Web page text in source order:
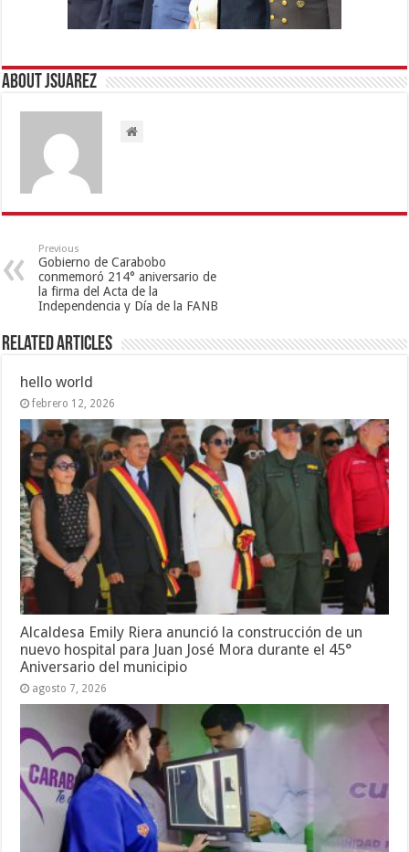
About Jsuarez
Previous
Gobierno de Carabobo
conmemoró 214° aniversario de
la firma del Acta de la
Independencia y Día de la FANB
Related Articles
hello world
febrero 12, 2026
Alcaldesa Emily Riera anunció la construcción de un
nuevo hospital para Juan José Mora durante el 45°
Aniversario del municipio
agosto 7, 2026